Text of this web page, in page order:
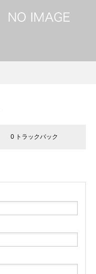
0 トラックバック